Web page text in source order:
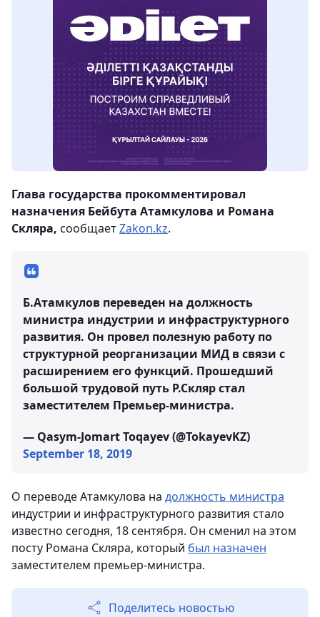
Глава государства прокомментировал
назначения Бейбута Атамкулова и Романа
Скляра, сообщаетZakon.kz.
Б.Атамкулов переведен на должность
министра индустрии и инфраструктурного
развития. Он провел полезную работу по
структурной реорганизации МИД в связи с
расширением его функций. Прошедший
большой трудовой путь Р.Скляр стал
заместителем Премьер-министра.
— Qasym-Jomart Toqayev (@TokayevKZ)
September 18, 2019
О переводе Атамкулова на должность министра
индустрии и инфраструктурного развития стало
известно сегодня, 18 сентября. Он сменил на этом
посту Романа Скляра, который был назначен
заместителем премьер-министра.
Поделитесь новостью